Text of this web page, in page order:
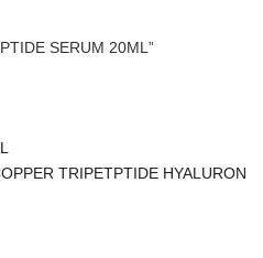
SERUM 20ML”
TRIPETPTIDE HYALURON